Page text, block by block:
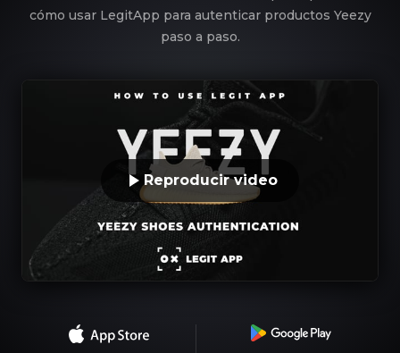
cómo usar LegitApp para autenticar productos Yeezy
paso a paso.
Reproducir video